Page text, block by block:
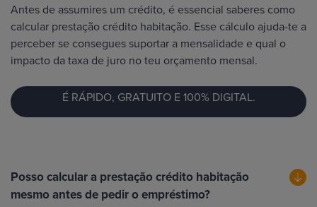
Antes de assumires um crédito, é essencial saberes como
calcular prestação crédito habitação. Esse cálculo ajuda-te a
perceber se consegues suportar a mensalidade e qual o
impacto da taxa de juro no teu orçamento mensal.
É RÁPIDO, GRATUITO E 100% DIGITAL.
Posso calcular a prestação crédito habitação
mesmo antes de pedir o empréstimo?